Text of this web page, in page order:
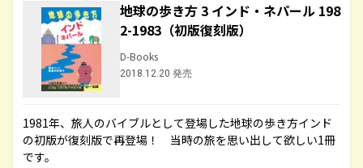
地球の歩き方 3 インド・ネパール 198
2-1983（初版復刻版）
D-Books
2018.12.20 発売
1981年、旅人のバイブルとして登場した地球の歩き方インド
の初版が復刻版で再登場！ 当時の旅を思い出して欲しい1冊
です。